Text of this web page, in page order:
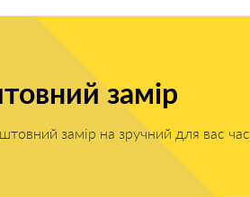
замір
замір на зручний для вас час